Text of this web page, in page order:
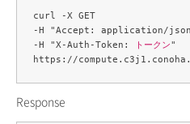
curl -X GET
-H "Accept: application/
-H "X-Auth-Token:
トークン"
Response